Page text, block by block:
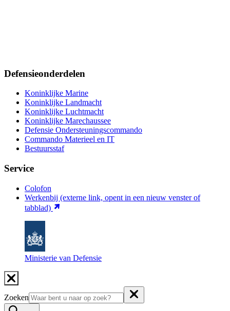
Defensieonderdelen
Koninklijke Marine
Koninklijke Landmacht
Koninklijke Luchtmacht
Koninklijke Marechaussee
Defensie Ondersteuningscommando
Commando Materieel en IT
Bestuursstaf
Service
Colofon
Werkenbij (externe link, opent in een nieuw venster of
tabblad)
Ministerie van Defensie
Zoeken